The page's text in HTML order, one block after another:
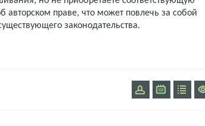
праве, что может повлечь за собой
законодательства.